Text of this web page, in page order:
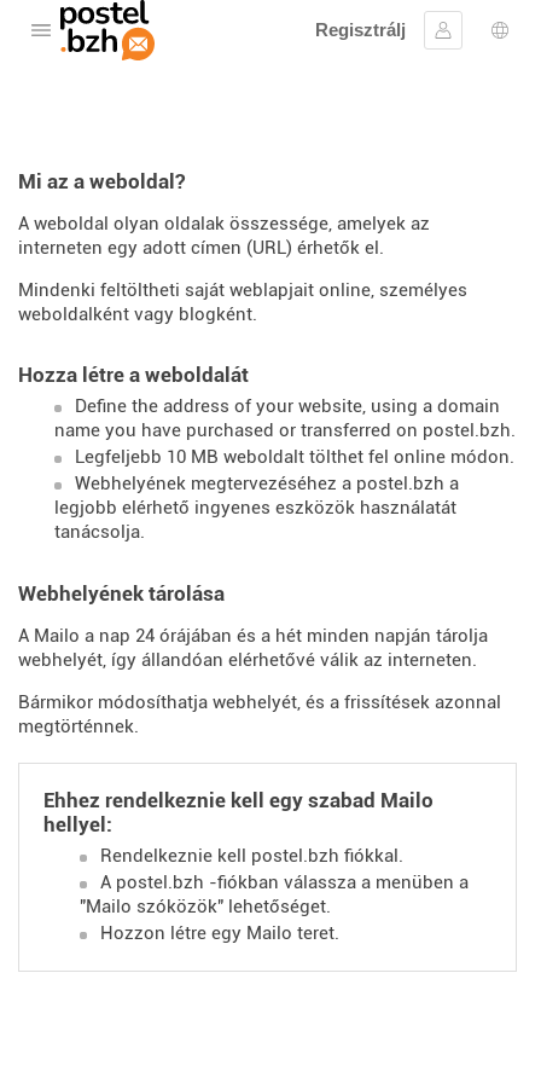
Nyissa meg a menüt
Regisztrálj
Mi az a weboldal?
A weboldal olyan oldalak összessége, amelyek az
interneten egy adott címen (URL) érhetők el.
Mindenki feltöltheti saját weblapjait online, személyes
weboldalként vagy blogként.
Hozza létre a weboldalát
Define the address of your website, using a domain
name you have purchased or transferred on postel.bzh.
Legfeljebb 10 MB weboldalt tölthet fel online módon.
Webhelyének megtervezéséhez a postel.bzh a
legjobb elérhető ingyenes eszközök használatát
tanácsolja.
Webhelyének tárolása
A Mailo a nap 24 órájában és a hét minden napján tárolja
webhelyét, így állandóan elérhetővé válik az interneten.
Bármikor módosíthatja webhelyét, és a frissítések azonnal
megtörténnek.
Ehhez rendelkeznie kell egy szabad Mailo
hellyel:
Rendelkeznie kell postel.bzh fiókkal.
A postel.bzh -fiókban válassza a menüben a
"Mailo szóközök" lehetőséget.
Hozzon létre egy Mailo teret.